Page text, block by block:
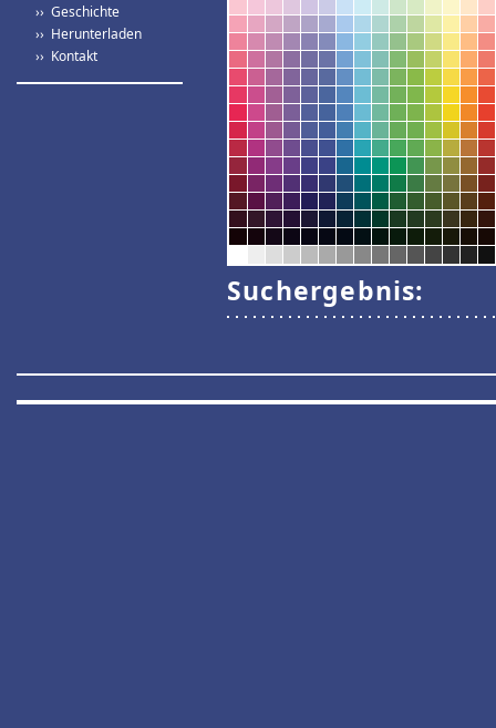
›› Geschichte
›› Herunterladen
›› Kontakt
Suchergebnis: